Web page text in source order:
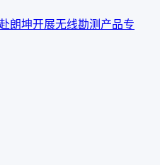
朗坤开展无线勘测产品专